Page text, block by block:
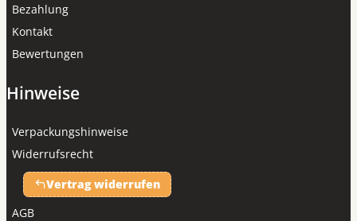
Bezahlung
Kontakt
Bewertungen
Hinweise
Verpackungshinweise
Widerrufsrecht
Vertrag widerrufen
AGB